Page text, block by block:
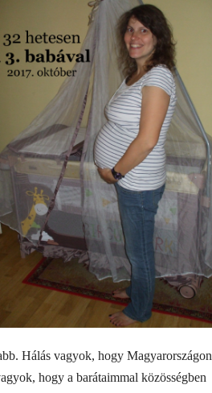
Hálás vagyok, hogy Magyarországon
hogy a barátaimmal közösségben